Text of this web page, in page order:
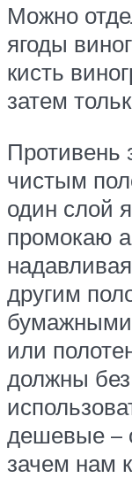
Можно
ягоды
кисть
затем
Противень
чистым
один слой
промокаю
другим
или
должны
дешевые –
зачем нам